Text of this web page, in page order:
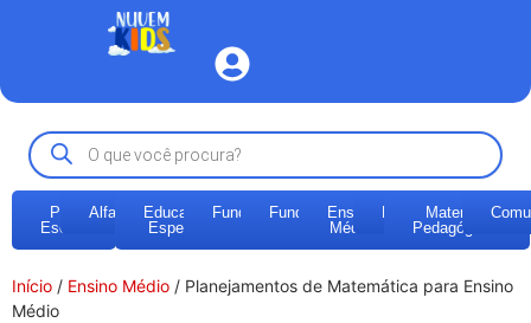
Pré-
Escola
Alfabetização
Educação
Especial
FundamentalFundamental
Ensino
Médio
Materiais
Pedagógicos
Início / Ensino Médio / Planejamentos de Matemática para Ensino
Médio